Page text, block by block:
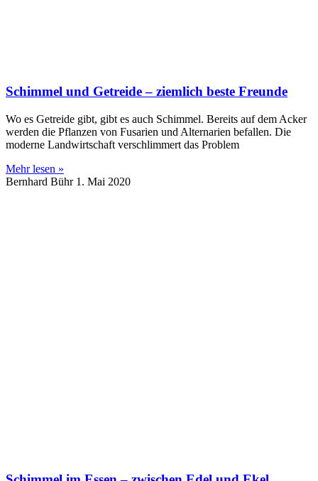
Schimmel und Getreide – ziemlich beste Freunde
Wo es Getreide gibt, gibt es auch Schimmel. Bereits auf dem Acker
werden die Pflanzen von Fusarien und Alternarien befallen. Die
moderne Landwirtschaft verschlimmert das Problem
Mehr lesen »
Bernhard Bühr 1. Mai 2020